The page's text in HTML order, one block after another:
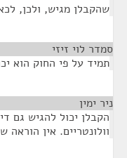
שהקבלן מגיש, ולכן,
סמדר לוי זיזי
תמיד על פי החוק הוא
ניר ימין
הקבלן יכול להגיש גם
וולונטריים. אין הוראה